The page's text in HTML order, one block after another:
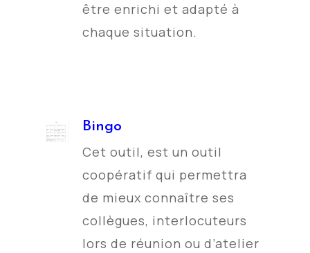
être enrichi et adapté à
chaque situation.
Bingo
Cet outil, est un outil
coopératif qui permettra
de mieux connaître ses
collègues, interlocuteurs
lors de réunion ou d’atelier